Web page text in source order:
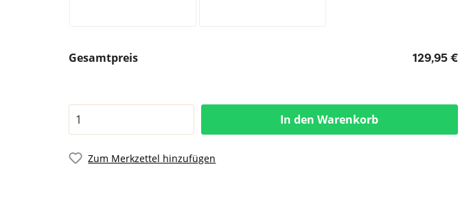
Gesamtpreis 129,95 €
In den Warenkorb
Zum Merkzettel hinzufügen